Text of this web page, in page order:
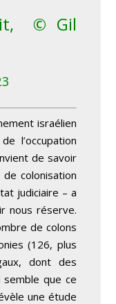
© Gil
israélien
l’occupation
de savoir
colonisation
judiciaire – a
nous réserve.
de colons
(126, plus
dont des
semble que ce
une étude